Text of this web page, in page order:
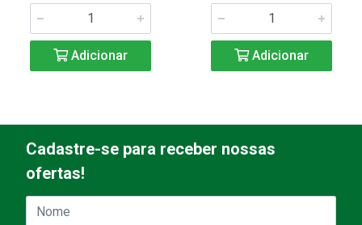
Adicionar Adicionar
Cadastre-se para receber nossas
ofertas!